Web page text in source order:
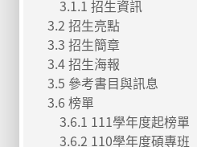
3.1.1 招生資訊
3.2 招生亮點
3.3 招生簡章
3.4 招生海報
3.5 參考書目與訊息
3.6 榜單
3.6.1 111學年度起榜單
3.6.2 110學年度碩專班